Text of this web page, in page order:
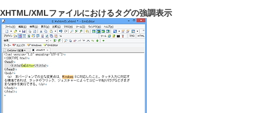
XHTML/XMLファイルにおけるタグの強調表示